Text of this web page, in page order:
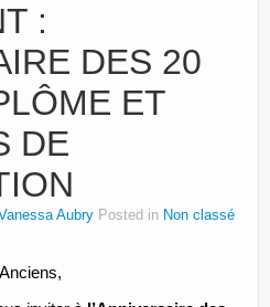
:
DES 20
ET
DE
Aubry Posted in Non classé